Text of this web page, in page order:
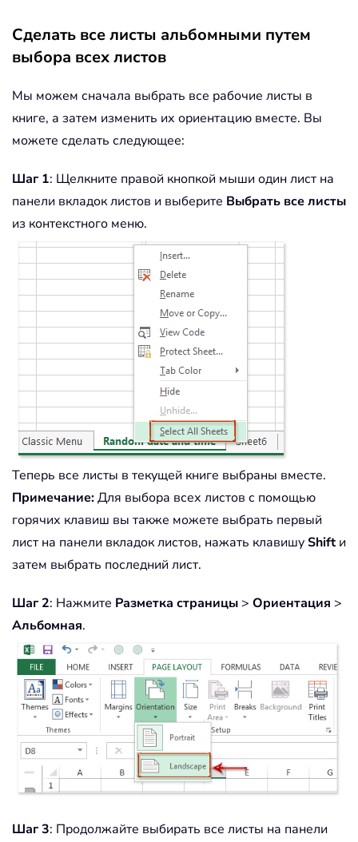
Сделать все листы альбомными путем
выбора всех листов
Мы можем сначала выбрать все рабочие листы в
книге, а затем изменить их ориентацию вместе. Вы
можете сделать следующее:
Шаг 1: Щелкните правой кнопкой мыши один лист на
панели вкладок листов и выберите Выбрать все листы
из контекстного меню.
Теперь все листы в текущей книге выбраны вместе.
Примечание:Для выбора всех листов с помощью
горячих клавиш вы также можете выбрать первый
лист на панели вкладок листов, нажать клавишуShiftи
затем выбрать последний лист.
Шаг 2: Нажмите Разметка страницы > Ориентация >
Альбомная.
Шаг 3: Продолжайте выбирать все листы на панели